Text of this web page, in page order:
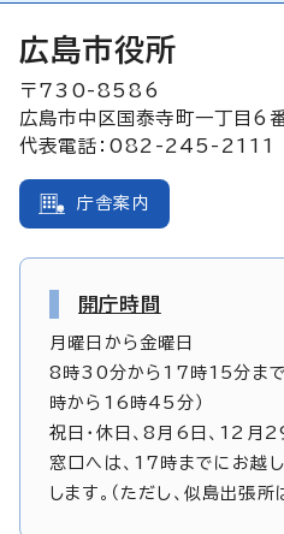
広島市役所
〒730-8586
広島市中区国泰寺町一丁目6
代表電話：082-245-2111
庁舎案内
開庁時間
月曜日から金曜日
8時30分から17時15分まで
時から16時45分）
祝日・休日、8月6日、12月
窓口へは、17時までにお越
します。（ただし、似島出張